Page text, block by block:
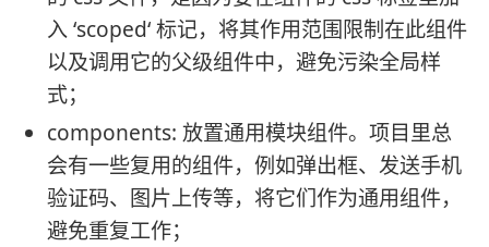
入 ‘scoped‘ 标记，将其作用范围限制在此组件
以及调用它的父级组件中，避免污染全局样
式；
components: 放置通用模块组件。项目里总
会有一些复用的组件，例如弹出框、发送手机
验证码、图片上传等，将它们作为通用组件，
避免重复工作；